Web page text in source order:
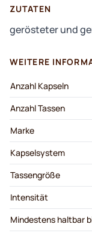
ZUTATEN
gerösteter und
WEITERE
Anzahl Kapseln
Anzahl Tassen
Marke
Kapselsystem
Tassengröße
Intensität
Mindestens haltbar